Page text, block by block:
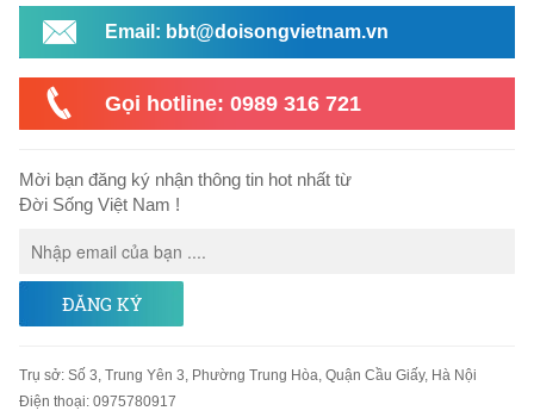
Email: bbt@doisongvietnam.vn
Gọi hotline: 0989 316 721
Mời bạn đăng ký nhận thông tin hot nhất từ
Đời Sống Việt Nam !
ĐĂNG KÝ
Trụ sở: Số 3, Trung Yên 3, Phường Trung Hòa, Quận Cầu Giấy, Hà Nội
Điện thoại: 0975780917